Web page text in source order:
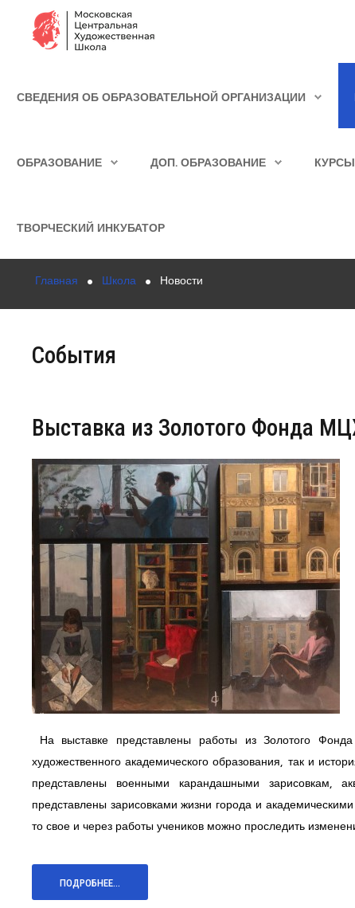
Образование
Курсы повышения квалификации
Конкурсы
Творческий инкубатор
СВЕДЕНИЯ ОБ ОБРАЗОВАТЕЛЬНОЙ ОРГАНИЗАЦИИ
ОБРАЗОВАНИЕ ДОП. ОБРАЗОВАНИЕ
ТВОРЧЕСКИЙ ИНКУБАТОР
Главная Школа Новости
События
Выставка из Золотого Фонда
На выставке представлены работы из Золотого
художественного академического образования, так и
представлены военными карандашными
представлены зарисовками жизни города и
то свое и через работы учеников можно проследить
ПОДРОБНЕЕ...